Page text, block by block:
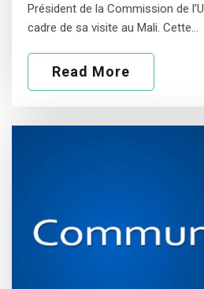
Président de la Commission de
cadre de sa visite au Mali. Cette…
Read More